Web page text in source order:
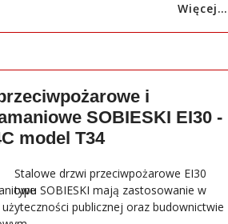
Więcej…
i
SOBIESKI EI30 -
model T34
Stalowe drzwi przeciwpożarowe EI30
typu SOBIESKI mają zastosowanie w
publicznej oraz budownictwie